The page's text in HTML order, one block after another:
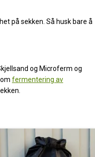
på sekken. Så husk bare å
og Microferm og
fermentering av